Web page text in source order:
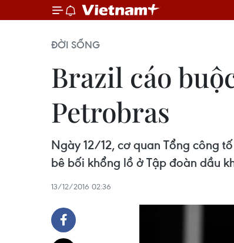
ĐỜI SỐNG
Brazil cáo
Petrobras
Ngày 12/12, cơ quan Tổng công
bê bối khổng lồ ở Tập đoàn dầu
13/12/2016 02:36